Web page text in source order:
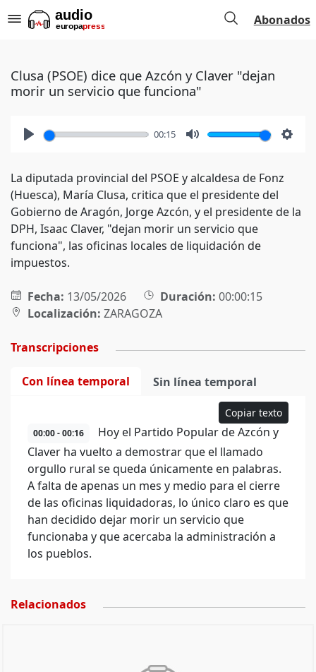
Abonados
Clusa (PSOE) dice que Azcón y Claver "dejan
morir un servicio que funciona"
00:15
La diputada provincial del PSOE y alcaldesa de Fonz
(Huesca), María Clusa, critica que el presidente del
Gobierno de Aragón, Jorge Azcón, y el presidente de la
DPH, Isaac Claver, "dejan morir un servicio que
funciona", las oficinas locales de liquidación de
impuestos.
Fecha: 13/05/2026 Duración: 00:00:15
Localización: ZARAGOZA
Transcripciones
Con línea temporal Sin línea temporal
Copiar texto
00:00 - 00:16
Hoy el Partido Popular de Azcón y
Claver ha vuelto a demostrar que el llamado
orgullo rural se queda únicamente en palabras.
A falta de apenas un mes y medio para el cierre
de las oficinas liquidadoras, lo único claro es que
han decidido dejar morir un servicio que
funcionaba y que acercaba la administración a
los pueblos.
Relacionados